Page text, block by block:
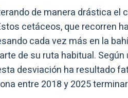
de manera drástica el
cetáceos, que recorren
cada vez más en la
de su ruta habitual.
desviación ha resultado
entre 2018 y 2025